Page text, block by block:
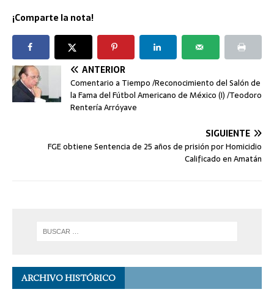
¡Comparte la nota!
ANTERIOR
Comentario a Tiempo /Reconocimiento del Salón de
la Fama del Fútbol Americano de México (I) /Teodoro
Rentería Arróyave
SIGUIENTE
FGE obtiene Sentencia de 25 años de prisión por Homicidio
Calificado en Amatán
ARCHIVO HISTÓRICO